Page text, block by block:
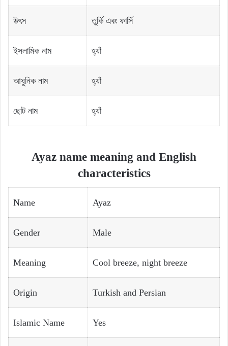
উৎস তুর্কি এবং ফার্সি
ইসলামিক নাম হ্যাঁ
আধুনিক নাম হ্যাঁ
ছোট নাম হ্যাঁ
Ayaz name meaning and English
characteristics
Name Ayaz
Gender Male
Meaning Cool breeze, night breeze
Origin Turkish and Persian
Islamic Name Yes